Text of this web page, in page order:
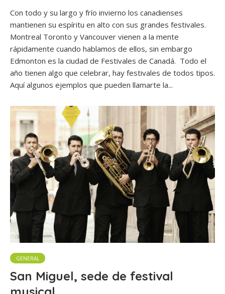
Con todo y su largo y frío invierno los canadienses
mantienen su espíritu en alto con sus grandes festivales.
Montreal Toronto y Vancouver vienen a la mente
rápidamente cuando hablamos de ellos, sin embargo
Edmonton es la ciudad de Festivales de Canadá. Todo el
año tienen algo que celebrar, hay festivales de todos tipos.
Aquí algunos ejemplos que pueden llamarte la...
GENERAL
San Miguel, sede de festival